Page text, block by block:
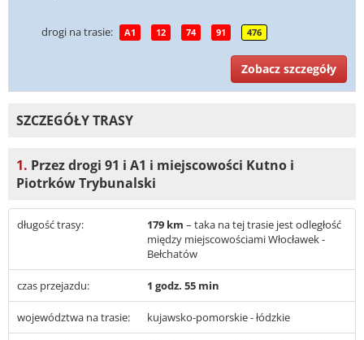
drogi na trasie: A1 12 74 91 476
Zobacz szczegóły
SZCZEGÓŁY TRASY
1. Przez drogi 91 i A1 i miejscowości Kutno i
Piotrków Trybunalski
długość trasy: 179 km – taka na tej trasie jest odległość
między miejscowościami Włocławek -
Bełchatów
czas przejazdu: 1 godz. 55 min
województwa na trasie: kujawsko-pomorskie - łódzkie